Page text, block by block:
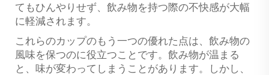
てもひんやりせず、飲み物を持つ際の不快感が大幅
に軽減されます。
これらのカップのもう一つの優れた点は、飲み物の
風味を保つのに役立つことです。飲み物が温まる
と、味が変わってしまうことがあります。しかし、